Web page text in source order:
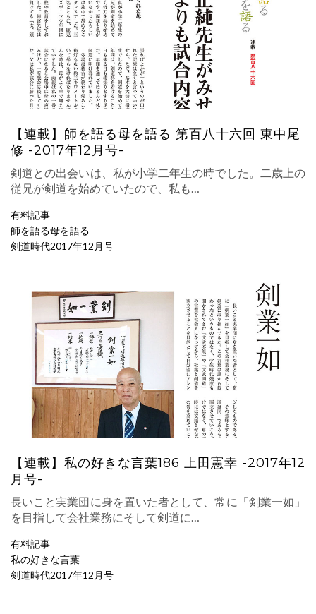
【連載】師を語る母を語る 第百八十六回 東中尾
修 -2017年12月号-
剣道との出会いは、私が小学二年生の時でした。二歳上の
従兄が剣道を始めていたので、私も…
有料記事
師を語る母を語る
剣道時代2017年12月号
【連載】私の好きな言葉186 上田憲幸 -2017年12
月号-
長いこと実業団に身を置いた者として、常に「剣業一如」
を目指して会社業務にそして剣道に…
有料記事
私の好きな言葉
剣道時代2017年12月号